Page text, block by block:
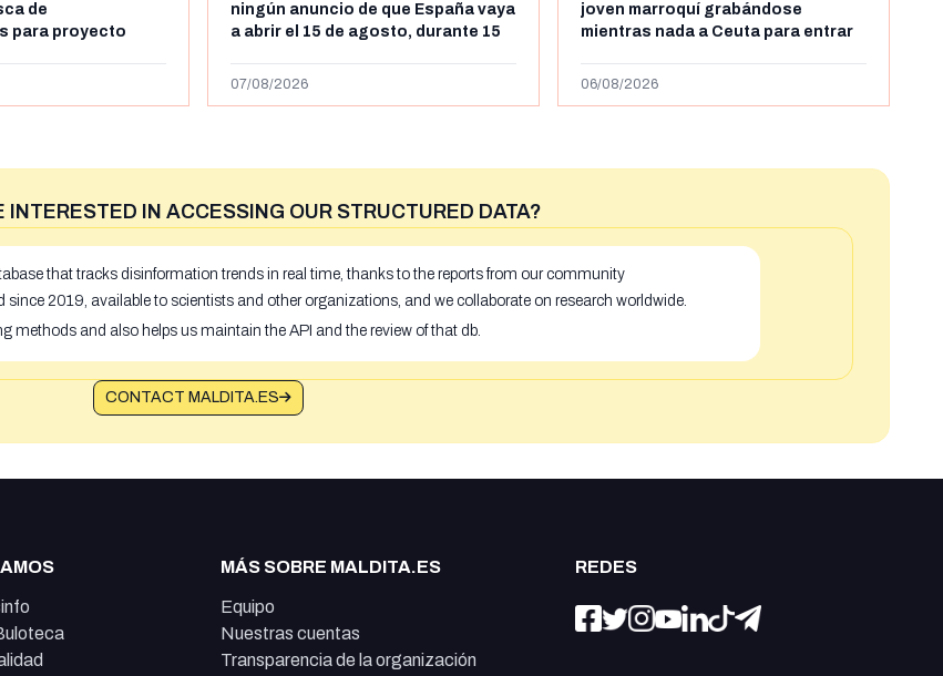
de
para proyecto
es un timo
ningún anuncio de que España vaya
a abrir el 15 de agosto, durante 15
y Ceuta
07/08/2026
joven marroquí grabándose
mientras nada a Ceuta para entrar
más de 450km de Ceuta y el autor lo
06/08/2026
INTERESTED IN ACCESSING OUR STRUCTURED DATA?
that tracks disinformation trends in real time, thanks to the reports from our community
2019, available to scientists and other organizations, and we collaborate on research worldwide.
methods and also helps us maintain the API and the review of that db.
CONTACT MALDITA.ES
MÁS SOBRE MALDITA.ES
Equipo
Nuestras cuentas
Transparencia de la organización
REDES